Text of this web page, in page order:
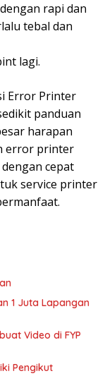
rapi dan
tebal dan
lagi.
Error Printer
panduan
harapan
error printer
cepat
service printer
1 Juta Lapangan
Video di FYP
Pengikut